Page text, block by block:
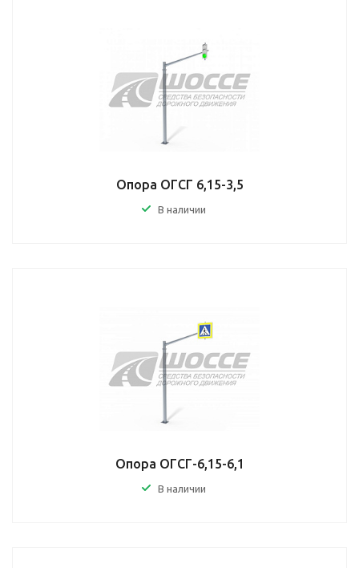
Опора ОГСГ 6,15-3,5
В наличии
Опора ОГСГ-6,15-6,1
В наличии